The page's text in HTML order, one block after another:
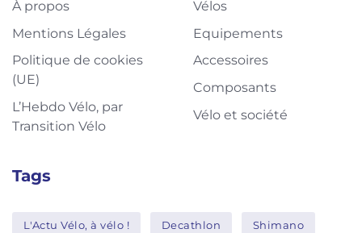
À propos
Mentions Légales
Politique de cookies
(UE)
L’Hebdo Vélo, par
Transition Vélo
Vélos
Equipements
Accessoires
Composants
Vélo et société
Tags
L'Actu Vélo, à vélo ! Decathlon Shimano